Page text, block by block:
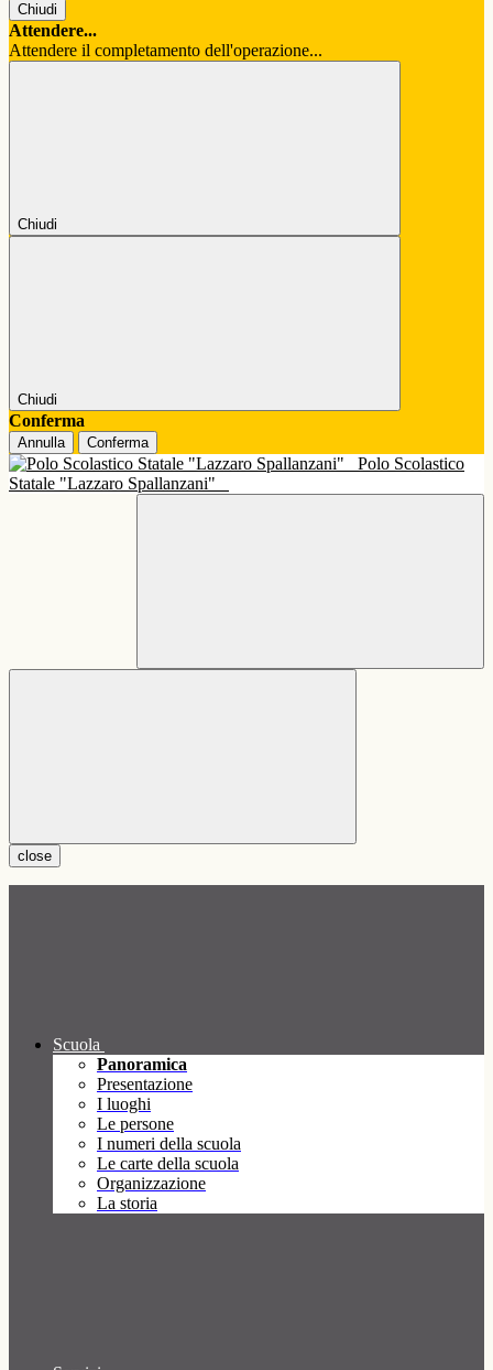
Chiudi
Attendere...
Attendere il completamento dell'operazione...
Chiudi
Chiudi
Conferma
Annulla Conferma
Polo Scolastico
Statale "Lazzaro Spallanzani"
close
Scuola
Panoramica
Presentazione
I luoghi
Le persone
I numeri della scuola
Le carte della scuola
Organizzazione
La storia